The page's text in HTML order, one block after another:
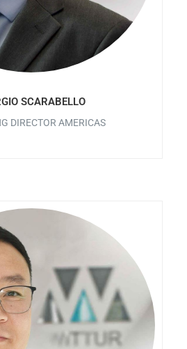
SCARABELLO
DIRECTOR AMERICAS